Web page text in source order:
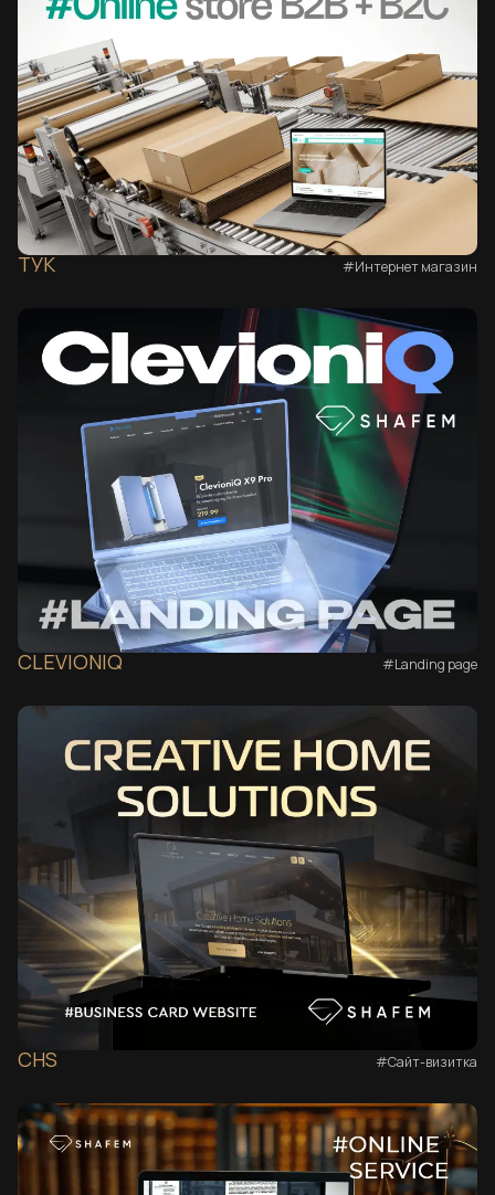
ТУК #Интернет магазин
CLEVIONIQ #Landing page
CHS #Сайт-визитка